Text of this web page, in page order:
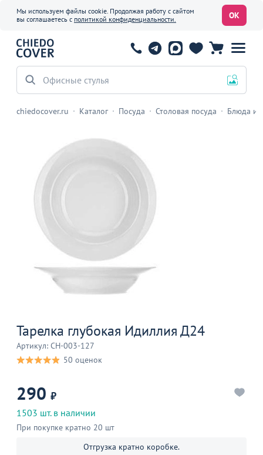
Мы используем файлы cookie. Продолжая работу с сайтом
вы соглашаетесь с политикой конфиденциальности. ОК
Офисные стулья
chiedocover.ru Каталог Посуда Столовая посуда Блюда и
Тарелка глубокая Идиллия Д24
Артикул: CH-003-127
50 оценок
290 ₽
1503 шт. в наличии
При покупке кратно 20 шт
Отгрузка кратно коробке.